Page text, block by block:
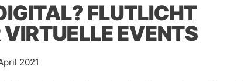
FLUTLICHT
EVENTS
2021